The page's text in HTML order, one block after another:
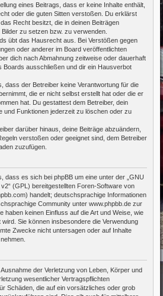
eines Beitrags, dass er keine Inhalte enthält,
oder die guten Sitten verstoßen. Du erklärst
Recht besitzt, die in deinen Beiträgen
zu setzen bzw. zu verwenden.
übt das Hausrecht aus. Bei Verstößen gegen
oder anderer im Board veröffentlichten
dich nach Abmahnung zeitweise oder dauerhaft
Boards ausschließen und dir ein Hausverbot
dass der Betreiber keine Verantwortung für die
die er nicht selbst erstellt hat oder die er
hat. Du gestattest dem Betreiber, dein
und Funktionen jederzeit zu löschen oder zu
darüber hinaus, deine Beiträge abzuändern,
verstoßen oder geeignet sind, dem Betreiber
zuzufügen.
dass es sich bei phpBB um eine unter der „ GNU
v2“ (GPL) bereitgestellten Foren-Software von
handelt; deutschsprachige Informationen
Community unter www.phpbb.de zur
haben keinen Einfluss auf die Art und Weise, wie
Sie können insbesondere die Verwendung
Zwecke nicht untersagen oder auf Inhalte
der Verletzung von Leben, Körper und
wesentlicher Vertragspflichten
Schäden, die auf ein vorsätzliches oder grob